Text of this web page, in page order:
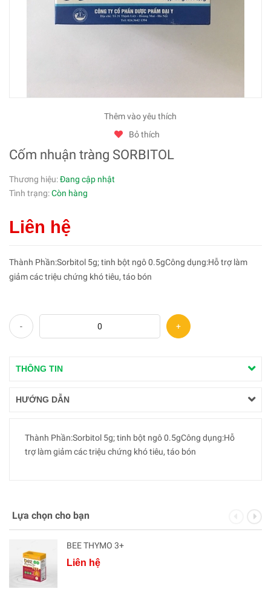
Thêm vào yêu thích
Bỏ thích
Cốm nhuận tràng SORBITOL
Thương hiệu:Đang cập nhật
Tình trạng:Còn hàng
Liên hệ
Thành Phần:Sorbitol 5g; tinh bột ngô 0.5gCông dụng:Hỗ trợ làm
giảm các triệu chứng khó tiêu, táo bón
- +
THÔNG TIN
HƯỚNG DẪN
Thành Phần:Sorbitol 5g; tinh bột ngô 0.5gCông dụng:Hỗ
trợ làm giảm các triệu chứng khó tiêu, táo bón
Lựa chọn cho bạn
BEE THYMO 3+
Liên hệ